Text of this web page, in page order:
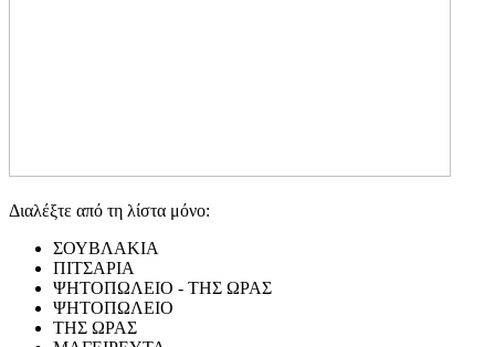
Διαλέξτε από τη λίστα μόνο:
ΣΟΥΒΛΑΚΙΑ
ΠΙΤΣΑΡΙΑ
ΨΗΤΟΠΩΛΕΙΟ - ΤΗΣ ΩΡΑΣ
ΨΗΤΟΠΩΛΕΙΟ
ΤΗΣ ΩΡΑΣ